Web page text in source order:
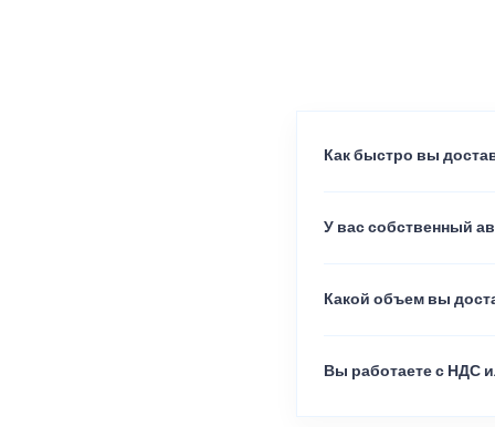
Как быстро вы
У вас собственный
Какой объем вы
Вы работаете с НДС